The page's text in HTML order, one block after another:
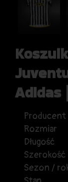
Adidas
Producent
Rozmiar
Długość
Szerokość
Sezon /